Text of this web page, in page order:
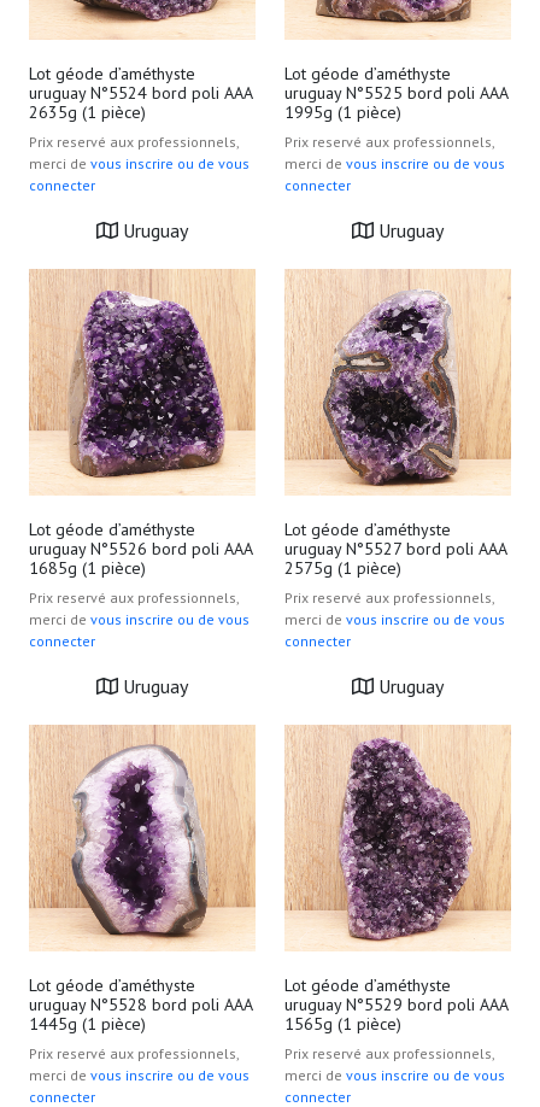
Lot géode d’améthyste
uruguay N°5524 bord poli AAA
2635g (1 pièce)
Prix reservé aux professionnels,
merci de vous inscrire ou de vous
connecter
Uruguay
Lot géode d’améthyste
uruguay N°5525 bord poli AAA
1995g (1 pièce)
Prix reservé aux professionnels,
merci de vous inscrire ou de vous
connecter
Uruguay
Lot géode d’améthyste
uruguay N°5526 bord poli AAA
1685g (1 pièce)
Prix reservé aux professionnels,
merci de vous inscrire ou de vous
connecter
Uruguay
Lot géode d’améthyste
uruguay N°5527 bord poli AAA
2575g (1 pièce)
Prix reservé aux professionnels,
merci de vous inscrire ou de vous
connecter
Uruguay
Lot géode d’améthyste
uruguay N°5528 bord poli AAA
1445g (1 pièce)
Prix reservé aux professionnels,
merci de vous inscrire ou de vous
connecter
Lot géode d’améthyste
uruguay N°5529 bord poli AAA
1565g (1 pièce)
Prix reservé aux professionnels,
merci de vous inscrire ou de vous
connecter